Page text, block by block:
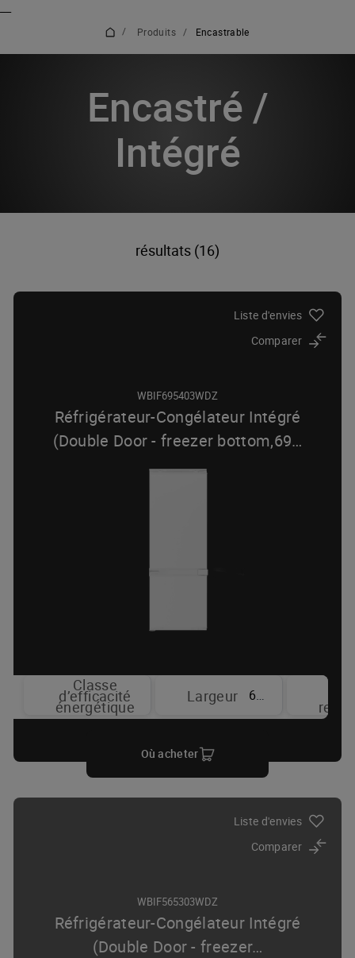
/ Produits / Encastrable
Encastré /
Intégré
résultats (16)
Liste d'envies
Comparer
WBIF695403WDZ
Réfrigérateur-Congélateur Intégré
(Double Door - freezer bottom,69…
Classe
d’efficacité
énergétique
Largeur 69 cm
Où acheter
Liste d'envies
Comparer
WBIF565303WDZ
Réfrigérateur-Congélateur Intégré
(Double Door - freezer…